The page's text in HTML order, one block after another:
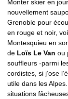
Monter skier en
nouvellement
Grenoble pour
en rouge et noir,
Montesquieu en
de Loïs Le Van ou
souffleurs -parmi
cordistes, si j’ose
utile dans les
situations